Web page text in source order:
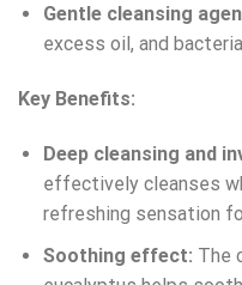
Gentle cleansing
excess oil, and
Key Benefits:
Deep cleansing and
effectively cleanses
refreshing sensation
Soothing effect: The